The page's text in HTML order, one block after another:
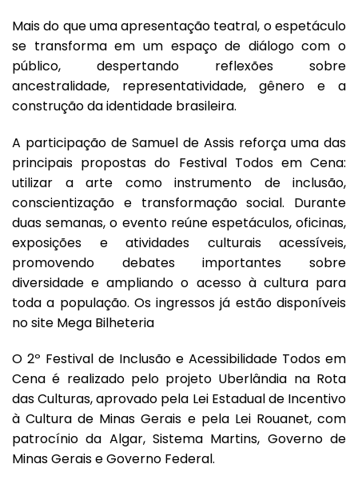
Mais do que uma apresentação teatral, o espetáculo
se transforma em um espaço de diálogo com o
público, despertando reflexões sobre
ancestralidade, representatividade, gênero e a
construção da identidade brasileira.
A participação de Samuel de Assis reforça uma das
principais propostas do Festival Todos em Cena:
utilizar a arte como instrumento de inclusão,
conscientização e transformação social. Durante
duas semanas, o evento reúne espetáculos, oficinas,
exposições e atividades culturais acessíveis,
promovendo debates importantes sobre
diversidade e ampliando o acesso à cultura para
toda a população. Os ingressos já estão disponíveis
no site Mega Bilheteria
O 2º Festival de Inclusão e Acessibilidade Todos em
Cena é realizado pelo projeto Uberlândia na Rota
das Culturas, aprovado pela Lei Estadual de Incentivo
à Cultura de Minas Gerais e pela Lei Rouanet, com
patrocínio da Algar, Sistema Martins, Governo de
Minas Gerais e Governo Federal.